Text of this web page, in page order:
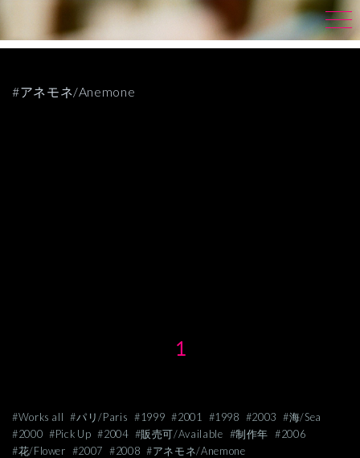
#アネモネ/Anemone
1
#Works all #パリ/Paris #1999 #2001 #1998 #2003 #海/Sea
#2000 #Pick Up #2004 #販売可/Available #制作年 #2006
#花/Flower #2007 #2008 #アネモネ/Anemone